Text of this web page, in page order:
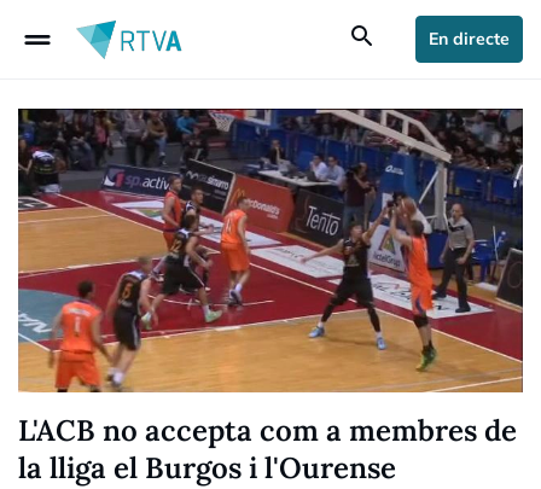
drag_handle search En directe
L'ACB no accepta com a membres de
la lliga el Burgos i l'Ourense